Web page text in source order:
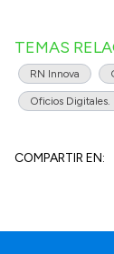
TEMAS
RN Innova
Oficios Digitales.
COMPARTIR EN: